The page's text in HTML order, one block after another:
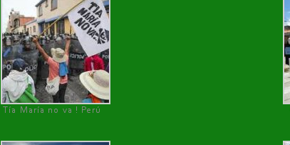
Tía María no va ! Perú